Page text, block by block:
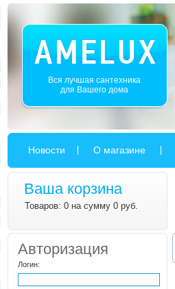
Вся лучшая сантехника
для Вашего дома
Новости О магазине
Ваша корзина
Товаров: 0 на сумму 0 руб.
Авторизация
Логин: